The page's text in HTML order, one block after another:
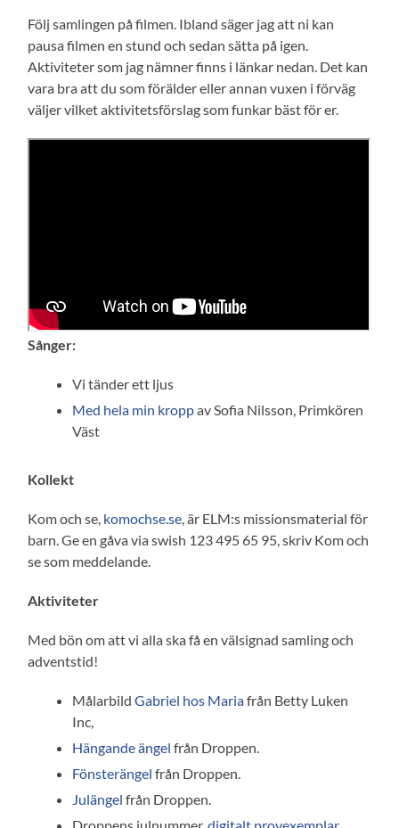
Följ samlingen på filmen. Ibland säger jag att ni kan
pausa filmen en stund och sedan sätta på igen.
Aktiviteter som jag nämner finns i länkar nedan. Det kan
vara bra att du som förälder eller annan vuxen i förväg
väljer vilket aktivitetsförslag som funkar bäst för er.
Sånger:
Vi tänder ett ljus
Med hela min kroppav Sofia Nilsson, Primkören
Väst
Kollekt
Kom och se, komochse.se , är ELM:s missionsmaterial för
barn. Ge en gåva via swish 123 495 65 95, skriv Kom och
se som meddelande.
Aktiviteter
Med bön om att vi alla ska få en välsignad samling och
adventstid!
MålarbildGabriel hos Mariafrån Betty Luken
Inc,
Hängande ängel från Droppen.
Fönsterängel från Droppen.
Julängel från Droppen.
Droppens julnummer,digitalt provexemplar.